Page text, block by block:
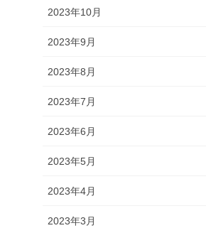
2023年10月
2023年9月
2023年8月
2023年7月
2023年6月
2023年5月
2023年4月
2023年3月